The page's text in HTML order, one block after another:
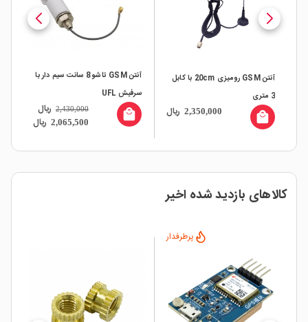
آنتن GSM رومیزی 20cm با کابل
3 متری
2,350,000 ریال local_mall
آنتن GSM تاشو 8 سانت سیم دار با
سرفیش UFL
2,065,500 ریال
2,430,000 ریال local_mall
کالاهای بازدید شده اخیر
پرطرفدار